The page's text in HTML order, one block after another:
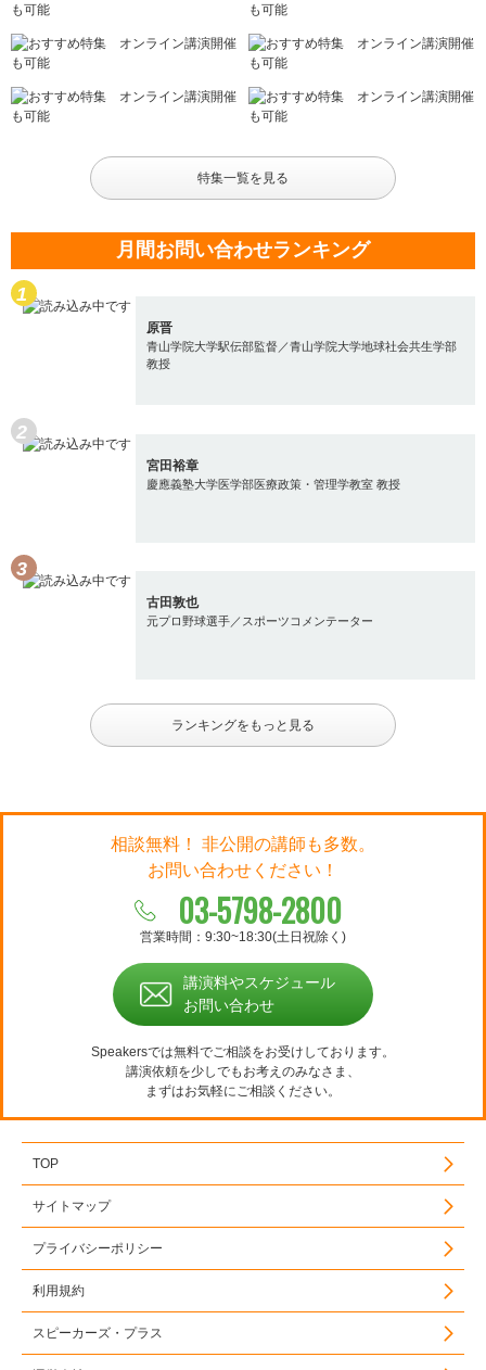
特集一覧を見る
月間お問い合わせランキング
原晋
青山学院大学駅伝部監督／青山学院大学地球社会共生学部
教授
宮田裕章
慶應義塾大学医学部医療政策・管理学教室 教授
古田敦也
元プロ野球選手／スポーツコメンテーター
ランキングをもっと見る
相談無料！ 非公開の講師も多数。
お問い合わせください！
03-5798-2800
営業時間：9:30~18:30(土日祝除く)
講演料やスケジュール
お問い合わせ
Speakersでは無料でご相談をお受けしております。
講演依頼を少しでもお考えのみなさま、
まずはお気軽にご相談ください。
TOP
サイトマップ
プライバシーポリシー
利用規約
スピーカーズ・プラス